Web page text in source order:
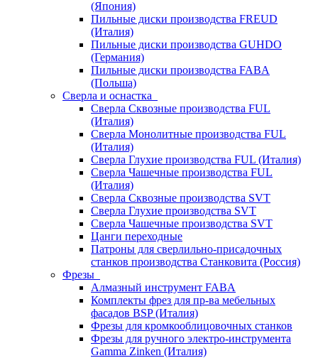
(Япония)
Пильные диски производства FREUD
(Италия)
Пильные диски производства GUHDO
(Германия)
Пильные диски производства FABA
(Польша)
Сверла и оснастка
Сверла Сквозные производства FUL
(Италия)
Сверла Монолитные производства FUL
(Италия)
Сверла Глухие производства FUL (Италия)
Сверла Чашечные производства FUL
(Италия)
Сверла Сквозные производства SVT
Сверла Глухие производства SVT
Сверла Чашечные производства SVT
Цанги переходные
Патроны для сверлильно-присадочных
станков производства Станковита (Россия)
Фрезы
Алмазный инструмент FABA
Комплекты фрез для пр-ва мебельных
фасадов BSP (Италия)
Фрезы для кромкооблицовочных станков
Фрезы для ручного электро-инструмента
Gamma Zinken (Италия)